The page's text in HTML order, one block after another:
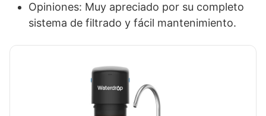
Opiniones: Muy apreciado por su completo
sistema de filtrado y fácil mantenimiento.